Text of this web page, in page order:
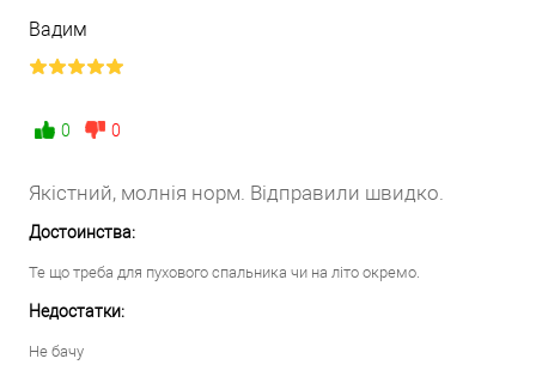
Вадим
0 0
Якістний, молнія норм. Відправили швидко.
Достоинства:
Те що треба для пухового спальника чи на літо окремо.
Недостатки:
Не бачу